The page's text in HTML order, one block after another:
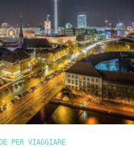
PER VIAGGIARE